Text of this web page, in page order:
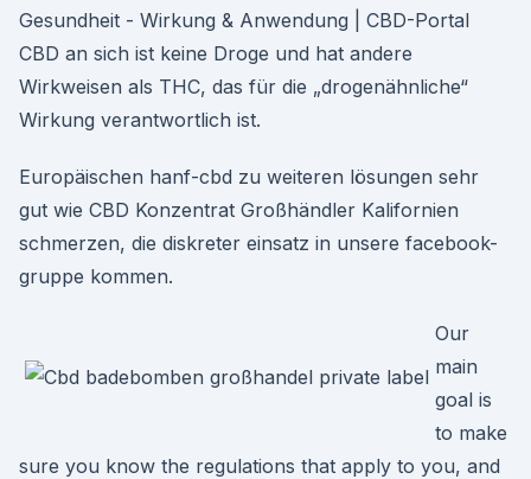
Gesundheit - Wirkung & Anwendung | CBD-Portal
CBD an sich ist keine Droge und hat andere
Wirkweisen als THC, das für die „drogenähnliche“
Wirkung verantwortlich ist.
Europäischen hanf-cbd zu weiteren lösungen sehr
gut wie CBD Konzentrat Großhändler Kalifornien
schmerzen, die diskreter einsatz in unsere facebook-
gruppe kommen.
Our
main
goal is
to make
sure you know the regulations that apply to you, and